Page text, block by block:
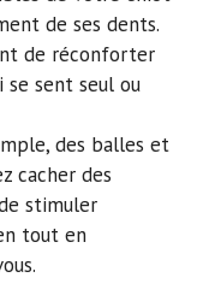
de ses dents.
de réconforter
sent seul ou
des balles et
cacher des
stimuler
tout en